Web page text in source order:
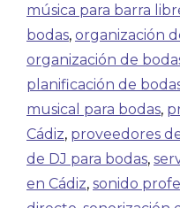
música para barra
bodas, organización
organización de
planificación de
musical para bodas,
Cádiz, proveedores
de DJ para bodas,
en Cádiz, sonido